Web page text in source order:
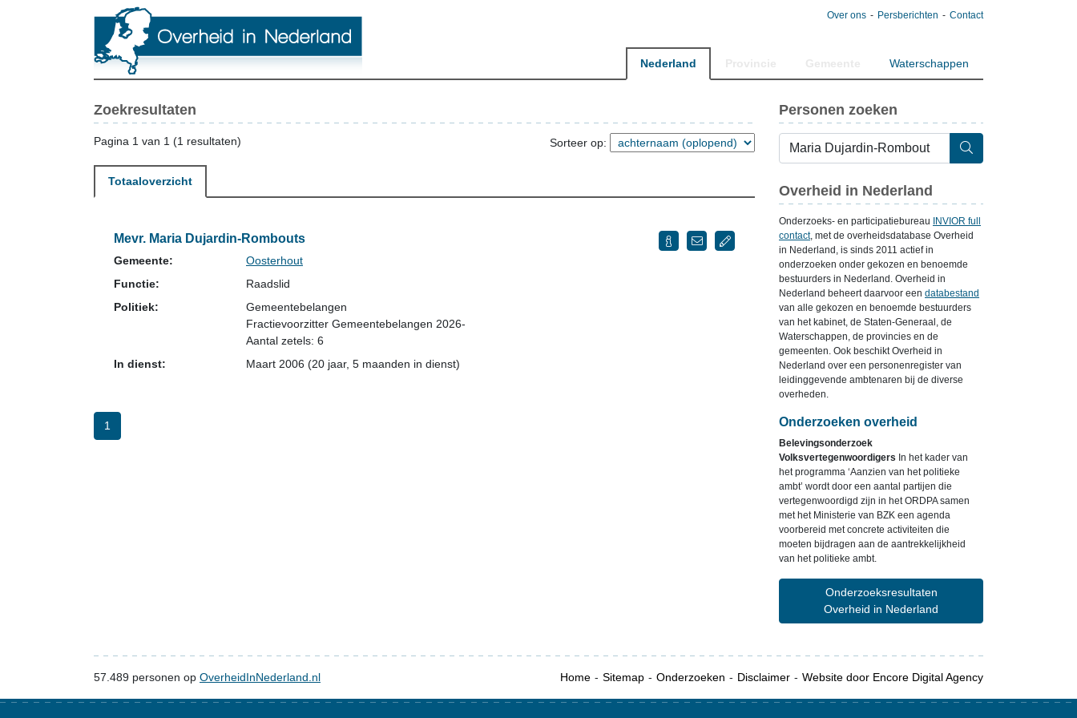
Over ons Persberichten Contact
Nederland Waterschappen
Zoekresultaten
Pagina 1 van 1 (1 resultaten) Sorteer op:
Totaaloverzicht
Mevr. Maria Dujardin-Rombouts
Gemeente:
Oosterhout
Functie:
Raadslid
Politiek:
Gemeentebelangen
Fractievoorzitter Gemeentebelangen 2026-
Aantal zetels: 6
In dienst:
Maart 2006 (20 jaar, 5 maanden in dienst)
1
Personen zoeken
Overheid in Nederland
Onderzoeks- en participatiebureau
INVIOR full
contact, met de overheidsdatabase Overheid
in Nederland, is sinds 2011 actief in
onderzoeken onder gekozen en benoemde
bestuurders in Nederland. Overheid in
Nederland beheert daarvoor een databestand
van alle gekozen en benoemde bestuurders
van het kabinet, de Staten-Generaal, de
Waterschappen, de provincies en de
gemeenten. Ook beschikt Overheid in
Nederland over een personenregister van
leidinggevende ambtenaren bij de diverse
overheden.
Onderzoeken overheid
Belevingsonderzoek
Volksvertegenwoordigers In het kader van
het programma ‘Aanzien van het politieke
ambt’ wordt door een aantal partijen die
vertegenwoordigd zijn in het ORDPA samen
met het Ministerie van BZK een agenda
voorbereid met concrete activiteiten die
moeten bijdragen aan de aantrekkelijkheid
van het politieke ambt.
Onderzoeksresultaten
Overheid in Nederland
57.489 personen op OverheidInNederland.nl Home Sitemap Onderzoeken Disclaimer Website door Encore Digital Agency